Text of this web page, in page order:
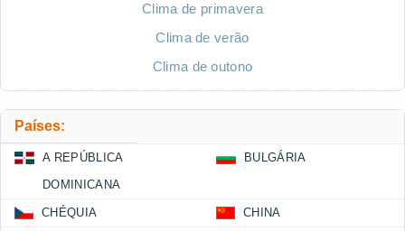
Clima de primavera
Clima de verão
Clima de outono
Países:
A REPÚBLICA
DOMINICANA
BULGÁRIA
CHÉQUIA CHINA